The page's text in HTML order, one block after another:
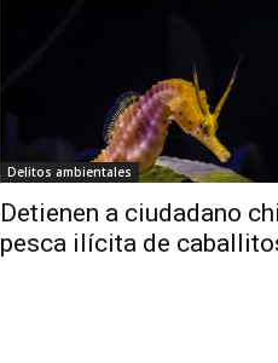
Delitos ambientales
Detienen a ciudadano
pesca ilícita de